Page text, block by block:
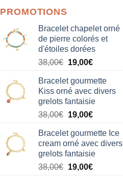
PROMOTIONS
Bracelet chapelet orné
de pierre colorés et
d'étoiles dorées
38,00€ Le
initial
était :
38,00€.
19,00€Le
actuel
est :
19,00€.
Bracelet gourmette
Kiss orné avec divers
grelots fantaisie
38,00€ Le
initial
était :
38,00€.
19,00€Le
actuel
est :
19,00€.
Bracelet gourmette Ice
cream orné avec divers
grelots fantaisie
38,00€ Le
19,00€Le